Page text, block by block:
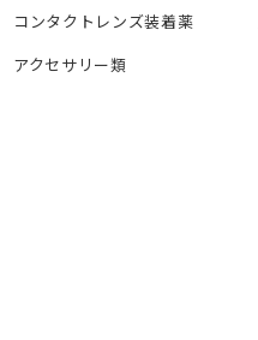
コンタクトレンズ装着薬
アクセサリー類